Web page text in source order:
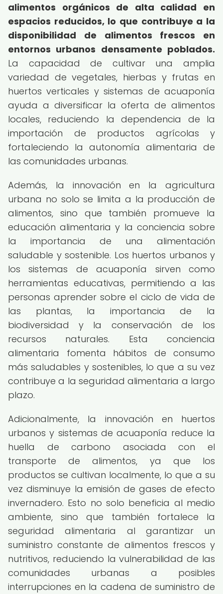
alimentos orgánicos de alta calidad en
espacios reducidos, lo que contribuye a la
disponibilidad de alimentos frescos en
entornos urbanos densamente poblados.
La capacidad de cultivar una amplia
variedad de vegetales, hierbas y frutas en
huertos verticales y sistemas de acuaponía
ayuda a diversificar la oferta de alimentos
locales, reduciendo la dependencia de la
importación de productos agrícolas y
fortaleciendo la autonomía alimentaria de
las comunidades urbanas.
Además, la innovación en la agricultura
urbana no solo se limita a la producción de
alimentos, sino que también promueve la
educación alimentaria y la conciencia sobre
la importancia de una alimentación
saludable y sostenible. Los huertos urbanos y
los sistemas de acuaponía sirven como
herramientas educativas, permitiendo a las
personas aprender sobre el ciclo de vida de
las plantas, la importancia de la
biodiversidad y la conservación de los
recursos naturales. Esta conciencia
alimentaria fomenta hábitos de consumo
más saludables y sostenibles, lo que a su vez
contribuye a la seguridad alimentaria a largo
plazo.
Adicionalmente, la innovación en huertos
urbanos y sistemas de acuaponía reduce la
huella de carbono asociada con el
transporte de alimentos, ya que los
productos se cultivan localmente, lo que a su
vez disminuye la emisión de gases de efecto
invernadero. Esto no solo beneficia al medio
ambiente, sino que también fortalece la
seguridad alimentaria al garantizar un
suministro constante de alimentos frescos y
nutritivos, reduciendo la vulnerabilidad de las
comunidades urbanas a posibles
interrupciones en la cadena de suministro de